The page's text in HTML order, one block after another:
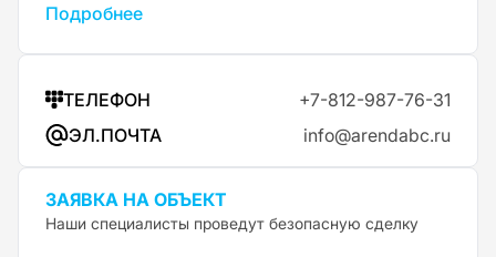
Подробнее
ТЕЛЕФОН
+7-812-987-76-31
ЭЛ.ПОЧТА
info@arendabc.ru
ЗАЯВКА НА ОБЪЕКТ
Наши специалисты проведут безопасную сделку